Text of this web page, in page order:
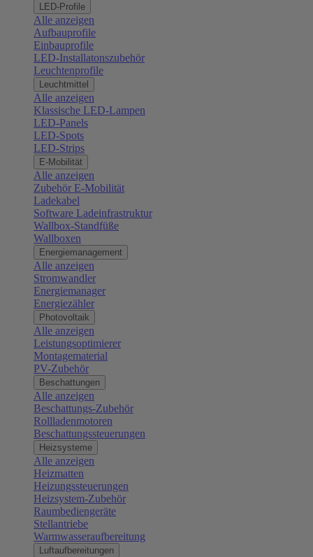
LED-Profile
Alle anzeigen
Aufbauprofile
Einbauprofile
LED-Installatonszubehör
Leuchtenprofile
Leuchtmittel
Alle anzeigen
Klassische LED-Lampen
LED-Panels
LED-Spots
LED-Strips
E-Mobilität
Alle anzeigen
Zubehör E-Mobilität
Ladekabel
Software Ladeinfrastruktur
Wallbox-Standfüße
Wallboxen
Energiemanagement
Alle anzeigen
Stromwandler
Energiemanager
Energiezähler
Photovoltaik
Alle anzeigen
Leistungsoptimierer
Montagematerial
PV-Zubehör
Beschattungen
Alle anzeigen
Beschattungs-Zubehör
Rollladenmotoren
Beschattungssteuerungen
Heizsysteme
Alle anzeigen
Heizmatten
Heizungssteuerungen
Heizsystem-Zubehör
Raumbediengeräte
Stellantriebe
Warmwasseraufbereitung
Luftaufbereitungen